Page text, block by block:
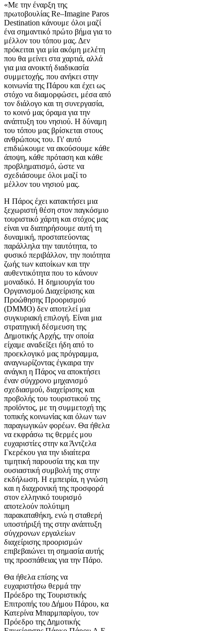
«Με την έναρξη της
πρωτοβουλίας Re–Imagine Paros
Destination κάνουμε όλοι μαζί
ένα σημαντικό πρώτο βήμα για το
μέλλον του τόπου μας. Δεν
πρόκειται για μία ακόμη μελέτη
που θα μείνει στα χαρτιά, αλλά
για μια ανοικτή διαδικασία
συμμετοχής, που ανήκει στην
κοινωνία της Πάρου και έχει ως
στόχο να διαμορφώσει, μέσα από
τον διάλογο και τη συνεργασία,
το κοινό μας όραμα για την
ανάπτυξη του νησιού. Η δύναμη
του τόπου μας βρίσκεται στους
ανθρώπους του. Γι' αυτό
επιδιώκουμε να ακούσουμε κάθε
άποψη, κάθε πρόταση και κάθε
προβληματισμό, ώστε να
σχεδιάσουμε όλοι μαζί το
μέλλον του νησιού μας.
Η Πάρος έχει κατακτήσει μια
ξεχωριστή θέση στον παγκόσμιο
τουριστικό χάρτη και στόχος μας
είναι να διατηρήσουμε αυτή τη
δυναμική, προστατεύοντας
παράλληλα την ταυτότητα, το
φυσικό περιβάλλον, την ποιότητα
ζωής των κατοίκων και την
αυθεντικότητα που το κάνουν
μοναδικό. Η δημιουργία του
Οργανισμού Διαχείρισης και
Προώθησης Προορισμού
(DMMO) δεν αποτελεί μια
συγκυριακή επιλογή. Είναι μια
στρατηγική δέσμευση της
Δημοτικής Αρχής, την οποία
είχαμε αναδείξει ήδη από το
προεκλογικό μας πρόγραμμα,
αναγνωρίζοντας έγκαιρα την
ανάγκη η Πάρος να αποκτήσει
έναν σύγχρονο μηχανισμό
σχεδιασμού, διαχείρισης και
προβολής του τουριστικού της
προϊόντος, με τη συμμετοχή της
τοπικής κοινωνίας και όλων των
παραγωγικών φορέων. Θα ήθελα
να εκφράσω τις θερμές μου
ευχαριστίες στην κα Άντζελα
Γκερέκου για την ιδιαίτερα
τιμητική παρουσία της και την
ουσιαστική συμβολή της στην
εκδήλωση. Η εμπειρία, η γνώση
και η διαχρονική της προσφορά
στον ελληνικό τουρισμό
αποτελούν πολύτιμη
παρακαταθήκη, ενώ η σταθερή
υποστήριξή της στην ανάπτυξη
σύγχρονων εργαλείων
διαχείρισης προορισμών
επιβεβαιώνει τη σημασία αυτής
της προσπάθειας για την Πάρο.
Θα ήθελα επίσης να
ευχαριστήσω θερμά την
Πρόεδρο της Τουριστικής
Επιτροπής του Δήμου Πάρου, κα
Κατερίνα Μπαρμπαρίγου, τον
Πρόεδρο της Δημοτικής